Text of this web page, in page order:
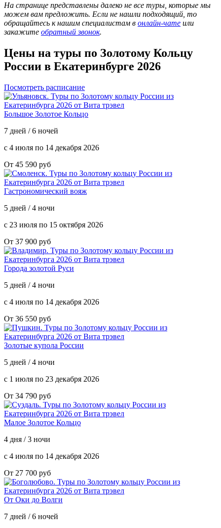
На странице представлены далеко не все туры, которые мы
можем вам предложить. Если не нашли подходящий, то
обращайтесь к нашим специалистам в онлайн-чате или
закажите обратный звонок.
Цены на туры по Золотому Кольцу
России в Екатеринбурге 2026
Посмотреть расписание
Большое Золотое Кольцо
7 дней / 6 ночей
с 4 июля по 14 декабря 2026
От 45 590 руб
Гастрономический вояж
5 дней / 4 ночи
с 23 июля по 15 октября 2026
От 37 900 руб
Города золотой Руси
5 дней / 4 ночи
с 4 июля по 14 декабря 2026
От 36 550 руб
Золотые купола России
5 дней / 4 ночи
с 1 июля по 23 декабря 2026
От 34 790 руб
Малое Золотое Кольцо
4 дня / 3 ночи
с 4 июля по 14 декабря 2026
От 27 700 руб
От Оки до Волги
7 дней / 6 ночей